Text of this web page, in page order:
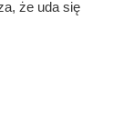
że uda się